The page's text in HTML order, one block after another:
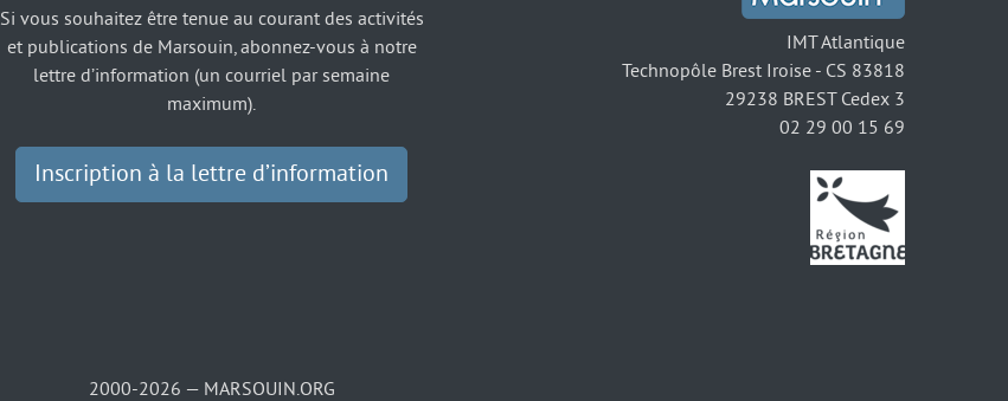
Si vous souhaitez être tenue au courant des activités
et publications de Marsouin, abonnez-vous à notre
lettre d’information (un courriel par semaine
maximum).
Inscription à la lettre d’information
IMT Atlantique
Technopôle Brest Iroise - CS 83818
29238 BREST Cedex 3
02 29 00 15 69
2000-2026 — MARSOUIN.ORG